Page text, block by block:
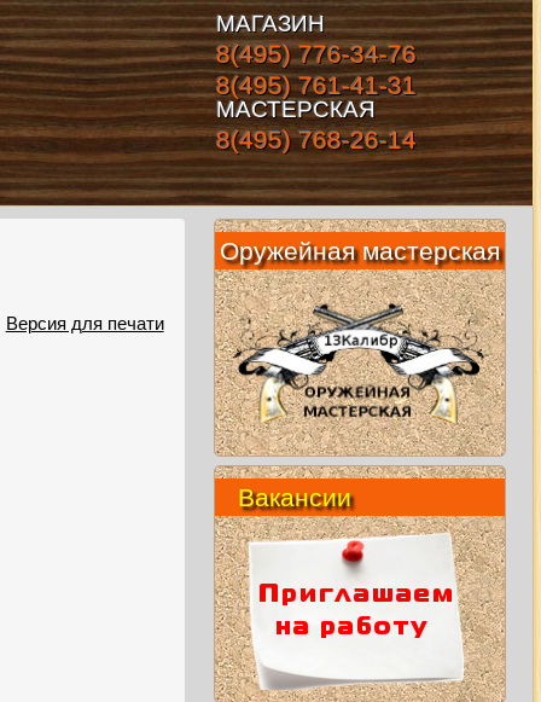
МАГАЗИН
8(495) 776-34-76
8(495) 761-41-31
МАСТЕРСКАЯ
8(495) 768-26-14
Версия для печати
Оружейная мастерская
Вакансии